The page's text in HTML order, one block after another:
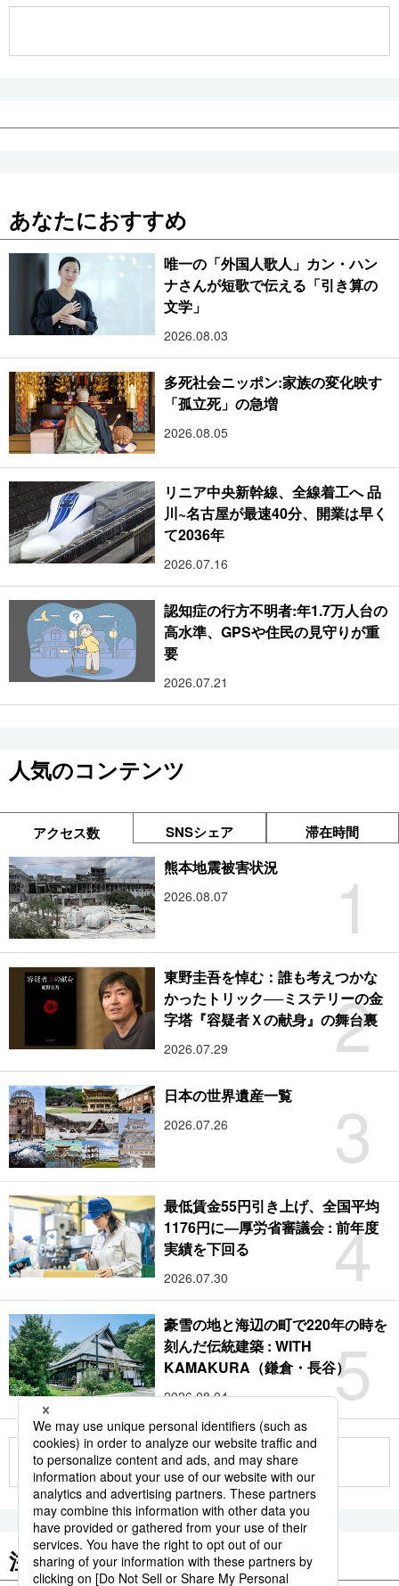
あなたにおすすめ
唯一の「外国人歌人」カン・ハン
ナさんが短歌で伝える「引き算の
文学」
2026.08.03
多死社会ニッポン:家族の変化映す
「孤立死」の急増
2026.08.05
リニア中央新幹線、全線着工へ 品
川~名古屋が最速40分、開業は早く
て2036年
2026.07.16
認知症の行方不明者:年1.7万人台の
高水準、GPSや住民の見守りが重
要
2026.07.21
人気のコンテンツ
アクセス数 SNSシェア 滞在時間
1
熊本地震被害状況
2026.08.07
2
東野圭吾を悼む：誰も考えつかな
かったトリック──ミステリーの金
字塔『容疑者Ｘの献身』の舞台裏
2026.07.29
3
日本の世界遺産一覧
2026.07.26
4
最低賃金55円引き上げ、全国平均
1176円に―厚労省審議会 : 前年度
実績を下回る
2026.07.30
5
豪雪の地と海辺の町で220年の時を
刻んだ伝統建築 : WITH
KAMAKURA（鎌倉・長谷）
2026.08.04
もっと見る
注目のキーワード